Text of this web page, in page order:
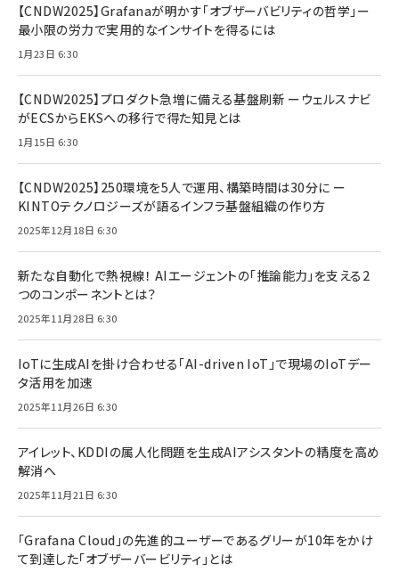
【CNDW2025】Grafanaが明かす「オブザーバビリティの哲学」ー
最小限の労力で実用的なインサイトを得るには
1月23日 6:30
【CNDW2025】プロダクト急増に備える基盤刷新 ーウェルスナビ
がECSからEKSへの移行で得た知見とは
1月15日 6:30
【CNDW2025】250環境を5人で運用、構築時間は30分に ー
KINTOテクノロジーズが語るインフラ基盤組織の作り方
2025年12月18日 6:30
新たな自動化で熱視線！ AIエージェントの「推論能力」を支える2
つのコンポーネントとは？
2025年11月28日 6:30
IoTに生成AIを掛け合わせる「AI-driven IoT」で現場のIoTデー
タ活用を加速
2025年11月26日 6:30
アイレット、KDDIの属人化問題を生成AIアシスタントの精度を高め
解消へ
2025年11月21日 6:30
「Grafana Cloud」の先進的ユーザーであるグリーが10年をかけ
て到達した「オブザーバービリティ」とは